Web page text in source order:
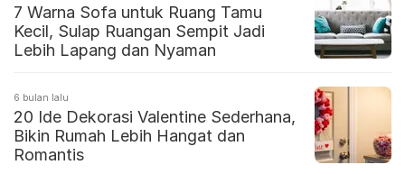
7 Warna Sofa untuk Ruang Tamu
Kecil, Sulap Ruangan Sempit Jadi
Lebih Lapang dan Nyaman
6 bulan lalu
20 Ide Dekorasi Valentine Sederhana,
Bikin Rumah Lebih Hangat dan
Romantis